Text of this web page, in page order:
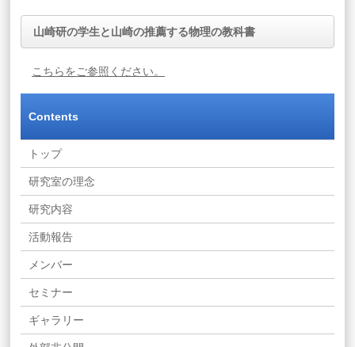
山崎研の学生と山崎の推薦する物理の教科書
こちらをご参照ください。
Contents
トップ
研究室の理念
研究内容
活動報告
メンバー
セミナー
ギャラリー